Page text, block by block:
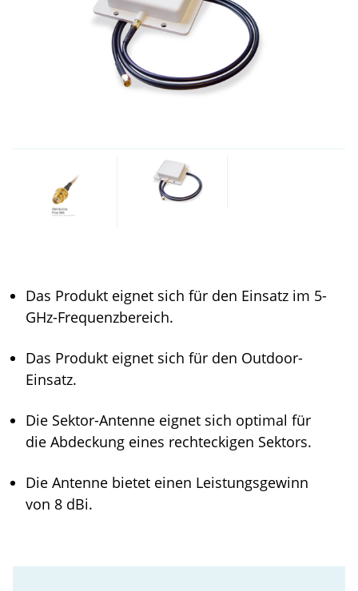
Das Produkt eignet sich für den Einsatz im 5-
GHz-Frequenzbereich.
Das Produkt eignet sich für den Outdoor-
Einsatz.
Die Sektor-Antenne eignet sich optimal für
die Abdeckung eines rechteckigen Sektors.
Die Antenne bietet einen Leistungsgewinn
von 8 dBi.